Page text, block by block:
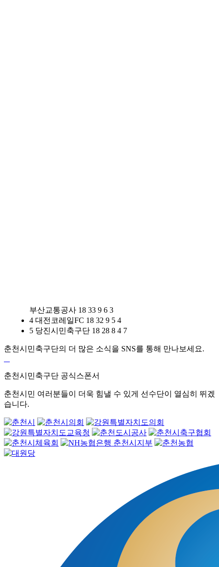
부산교통공사 18 33 9 6 3
4 대전코레일FC 18 32 9 5 4
5 당진시민축구단 18 28 8 4 7
춘천시민축구단의 더 많은 소식을 SNS를 통해 만나보세요.
춘천시민축구단 공식스폰서
춘천시민 여러분들이 더욱 힘낼 수 있게 선수단이 열심히 뛰겠
습니다.